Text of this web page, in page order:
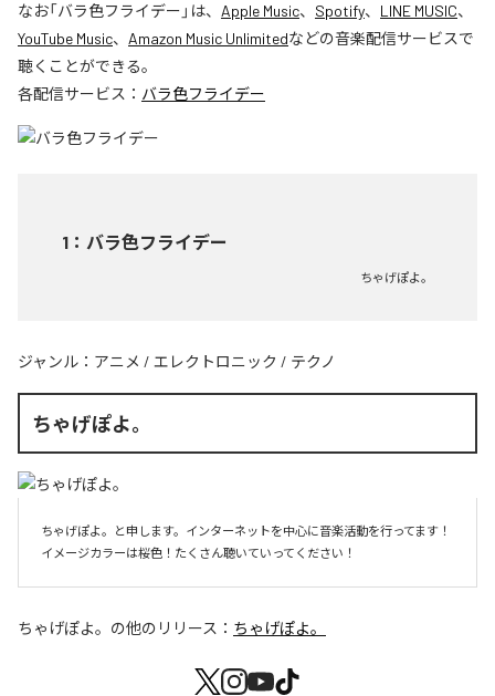
なお「バラ色フライデー 」は、 Apple Music、 Spotify、 LINE MUSIC、
YouTube Music、 Amazon Music Unlimitedなどの音楽配信サービスで
聴くことができる。
各配信サービス： バラ色フライデー
1 ： バラ色フライデー
ちゃげぽよ。
ジャンル： アニメ / エレクトロニック / テクノ
ちゃげぽよ。
ちゃげぽよ。と申します。インターネットを中心に音楽活動を行ってます！
イメージカラーは桜色！たくさん聴いていってください！
ちゃげぽよ。 の他のリリース： ちゃげぽよ。